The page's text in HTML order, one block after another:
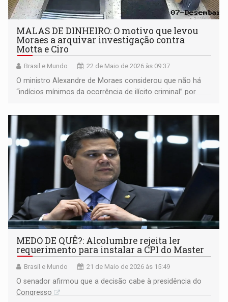
MALAS DE DINHEIRO: O motivo que levou
Moraes a arquivar investigação contra
Motta e Ciro
Brasil e Mundo 22 de Maio de 2026 às 09:37
O ministro Alexandre de Moraes considerou que não há
“indícios mínimos da ocorrência de ilícito criminal” por
MEDO DE QUÊ?: Alcolumbre rejeita ler
requerimento para instalar a CPI do Master
Brasil e Mundo 21 de Maio de 2026 às 15:49
O senador afirmou que a decisão cabe à presidência do
Congresso